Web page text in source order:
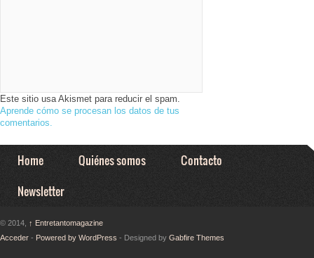
Este sitio usa Akismet para reducir el spam.
Aprende cómo se procesan los datos de tus
comentarios.
Home Quiénes somos
Contacto
Newsletter
© 2014, ↑ Entretantomagazine
Acceder - Powered by WordPress - Designed by Gabfire Themes